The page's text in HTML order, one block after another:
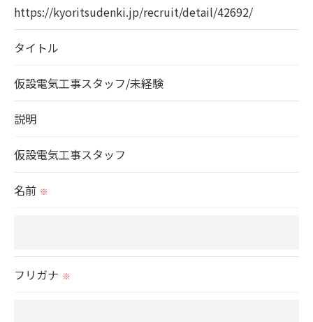
ません。
＜個人情報の委託について＞
個人情報を外部に委託する場合があります。
これらの委託先に対しては個人情報保護契約等の措
置をとり、適切な監督を行います。
＜個人情報の安全管理＞
当社では、個人情報の漏洩等がなされないよう、適
＜個人情報を与えなかった場合に生じる結果＞
必要な情報を頂けない場合は、それに対応した当社
https://kyoritsudenki.jp/recruit/detail/42692/
タイトル
仮設電気工事スタッフ/未経験
説明
仮設電気工事スタッフ
名前 ※
フリガナ ※